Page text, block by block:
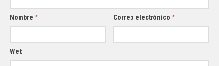
Nombre * Correo electrónico*
Web